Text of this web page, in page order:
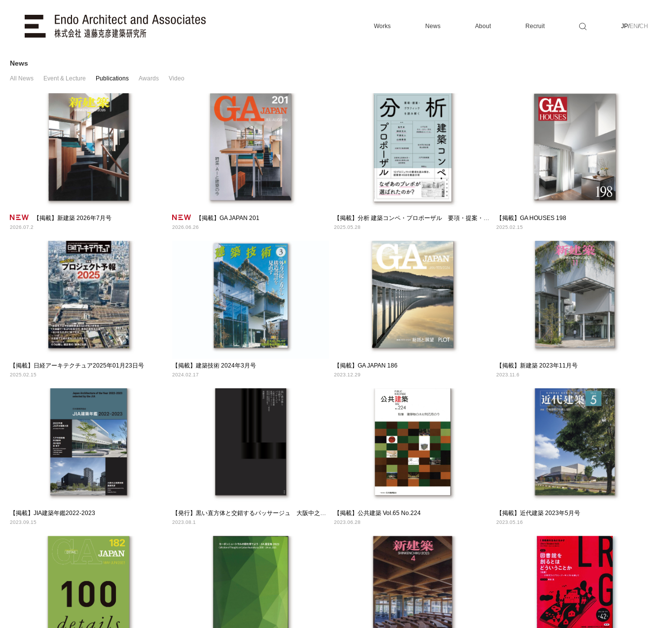
Works News About Recruit JP/EN/CH
News
All News Event & Lecture Publications Awards Video
【掲載】新建築 2026年7月号
2026.07.2
【掲載】GA JAPAN 201
2026.06.26 2025.05.28
【掲載】GA HOUSES 198
2025.02.15
【掲載】日経アーキテクチュア2025年01月23日号
2025.02.15
【掲載】建築技術 2024年3月号
2024.02.17
【掲載】GA JAPAN 186
2023.12.29
【掲載】新建築 2023年11月号
2023.11.6
【掲載】JIA建築年鑑2022-2023
2023.09.15 2023.08.1
【掲載】公共建築 Vol.65 No.224
2023.06.28
【掲載】近代建築 2023年5月号
2023.05.16